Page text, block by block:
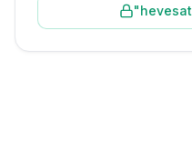
"hevesat